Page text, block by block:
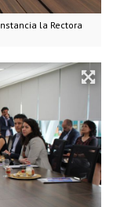
la Rectora